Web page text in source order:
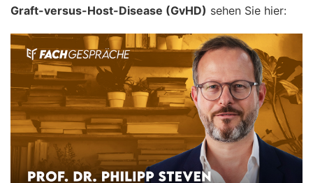
Graft-versus-Host-Disease (GvHD) sehen Sie hier: